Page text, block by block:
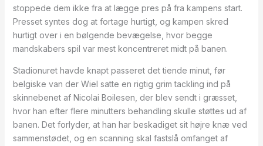
stoppede dem ikke fra at lægge pres på fra kampens start.
Presset syntes dog at fortage hurtigt, og kampen skred
hurtigt over i en bølgende bevægelse, hvor begge
mandskabers spil var mest koncentreret midt på banen.
Stadionuret havde knapt passeret det tiende minut, før
belgiske van der Wiel satte en rigtig grim tackling ind på
skinnebenet af Nicolai Boilesen, der blev sendt i græsset,
hvor han efter flere minutters behandling skulle støttes ud af
banen. Det forlyder, at han har beskadiget sit højre knæ ved
sammenstødet, og en scanning skal fastslå omfanget af